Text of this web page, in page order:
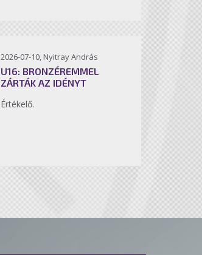
2026-07-10, Nyitray András
U16: BRONZÉREMMEL
ZÁRTÁK AZ IDÉNYT
Értékelő.